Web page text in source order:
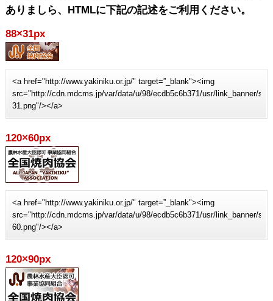
ありましら、HTMLに下記の記述をご利用ください。
88×31px
<a href="http://www.yakiniku.or.jp/" target=”_blank"><img
src="http://cdn.mdcms.jp/var/data/u/98/ecdb5c6b371/usr/link_banner/
31.png"/></a>
120×60px
<a href="http://www.yakiniku.or.jp/" target=”_blank"><img
src="http://cdn.mdcms.jp/var/data/u/98/ecdb5c6b371/usr/link_banner/
60.png"/></a>
120×90px